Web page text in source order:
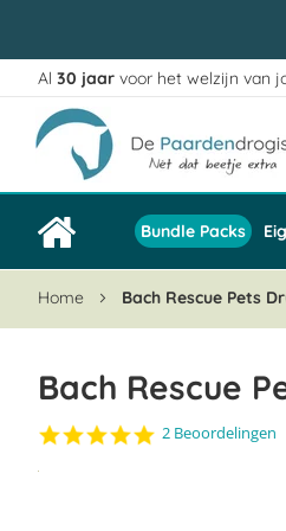
Ga
naar
de
inhoud
Al 30 jaar voor het welzijn van
Bundle Packs
Home Bach Rescue Pets
Bach Rescue
5.0
2 Beoordelingen